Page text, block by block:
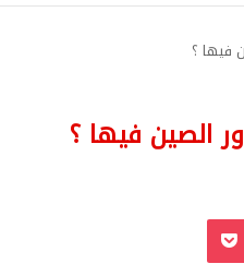
فيها ؟
الصين فيها ؟
‫Pocket